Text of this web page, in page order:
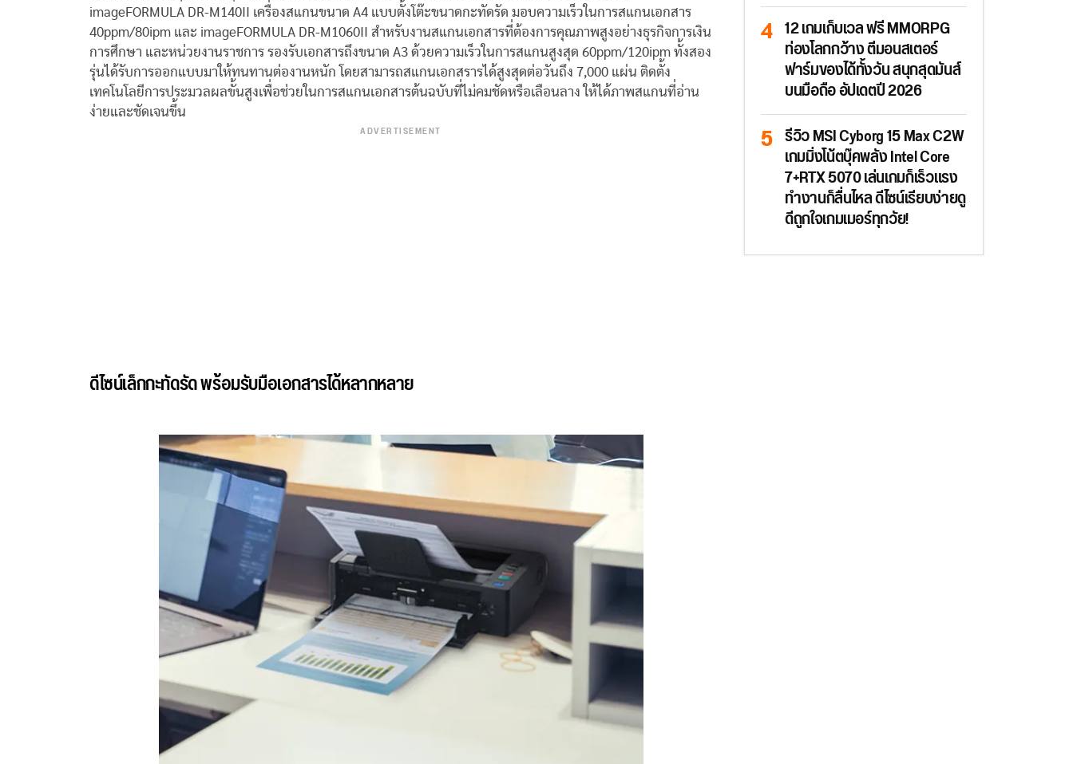
imageFORMULA DR-M140II เครื่องสแกนขนาด A4 แบบตั้งโต๊ะขนาดกะทัดรัด มอบความเร็วในการสแกนเอกสาร
40ppm/80ipm และ imageFORMULA DR-M1060II สำหรับงานสแกนเอกสารที่ต้องการคุณภาพสูงอย่างธุรกิจการเงิน
การศึกษา และหน่วยงานราชการ รองรับเอกสารถึงขนาด A3 ด้วยความเร็วในการสแกนสูงสุด 60ppm/120ipm ทั้งสอง
รุ่นได้รับการออกแบบมาให้ทนทานต่องานหนัก โดยสามารถสแกนเอกสรารได้สูงสุดต่อวันถึง 7,000 แผ่น ติดตั้ง
เทคโนโลยีการประมวลผลขั้นสูงเพื่อช่วยในการสแกนเอกสารต้นฉบับที่ไม่คมชัดหรือเลือนลาง ให้ได้ภาพสแกนที่อ่าน
ง่ายและชัดเจนขึ้น
ADVERTISEMENT
ดีไซน์เล็กกะทัดรัด พร้อมรับมือเอกสารได้หลากหลาย
12 เกมเก็บเวล ฟรี MMORPG
ท่องโลกกว้าง ตีมอนสเตอร์
ฟาร์มของได้ทั้งวัน สนุกสุดมันส์
บนมือถือ อัปเดตปี 2026
รีวิว MSI Cyborg 15 Max C2W
เกมมิ่งโน้ตบุ๊คพลัง Intel Core
7+RTX 5070 เล่นเกมก็เร็วแรง
ทำงานก็ลื่นไหล ดีไซน์เรียบง่ายดู
ดีถูกใจเกมเมอร์ทุกวัย!